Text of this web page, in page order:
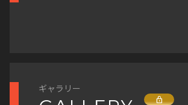
ギャラリー
Lock